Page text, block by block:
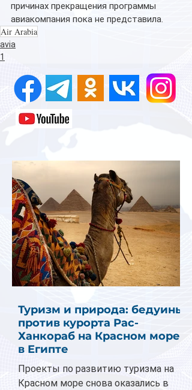
причинах прекращения программы
авиакомпания пока не представила.
Air Arabia
avia
1
Туризм и природа: бедуины
против курорта Рас-
Ханкораб на Красном море
в Египте
Проекты по развитию туризма на
Красном море снова оказались в